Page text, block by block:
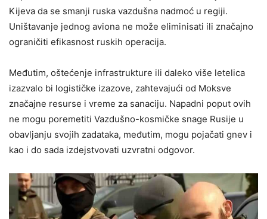
Kijeva da se smanji ruska vazdušna nadmoć u regiji.
Uništavanje jednog aviona ne može eliminisati ili značajno
ograničiti efikasnost ruskih operacija.
Međutim, oštećenje infrastrukture ili daleko više letelica
izazvalo bi logističke izazove, zahtevajući od Moksve
značajne resurse i vreme za sanaciju. Napadni poput ovih
ne mogu poremetiti Vazdušno-kosmičke snage Rusije u
obavljanju svojih zadataka, međutim, mogu pojačati gnev i
kao i do sada izdejstvovati uzvratni odgovor.